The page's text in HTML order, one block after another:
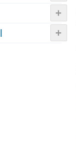
+
+